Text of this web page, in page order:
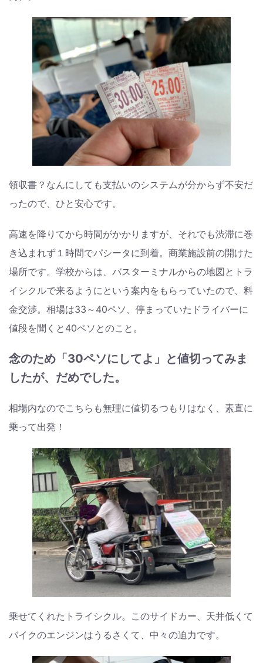
領収書？なんにしても支払いのシステムが分からず不安だ
ったので、ひと安心です。
高速を降りてから時間がかかりますが、それでも渋滞に巻
き込まれず１時間でパシータに到着。商業施設前の開けた
場所です。学校からは、バスターミナルからの地図とトラ
イシクルで来るようにという案内をもらっていたので、料
金交渉。相場は33～40ペソ、停まっていたドライバーに
値段を聞くと40ペソとのこと。
念のため「30ペソにしてよ」と値切ってみま
したが、だめでした。
相場内なのでこちらも無理に値切るつもりはなく、素直に
乗って出発！
乗せてくれたトライシクル。このサイドカー、天井低くて
バイクのエンジンはうるさくて、中々の迫力です。